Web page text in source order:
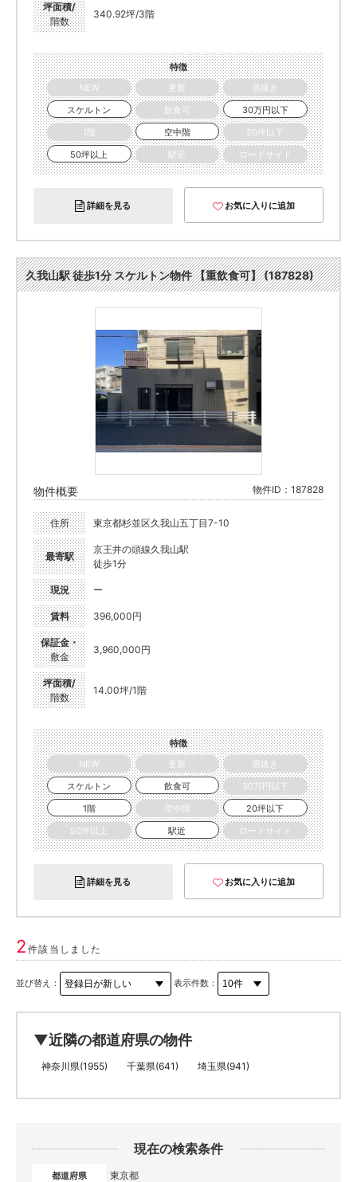
坪面積/
階数
340.92坪/3階
特徴
NEW
更新
居抜き
スケルトン
飲食可
30万円以下
1階
空中階
20坪以下
50坪以上
駅近 ロードサイド
詳細を見る お気に入りに追加
久我山駅 徒歩1分 スケルトン物件 【重飲食可】 (187828)
物件概要 物件ID：187828
住所 東京都杉並区久我山五丁目7-10
最寄駅
京王井の頭線久我山駅
徒歩1分
現況 ー
賃料 396,000円
保証金・
敷金
3,960,000円
坪面積/
階数
14.00坪/1階
特徴
NEW
更新
居抜き
スケルトン
飲食可
30万円以下
1階
空中階
20坪以下
50坪以上
駅近 ロードサイド
詳細を見る お気に入りに追加
2件該当しました
並び替え： 表示件数：
▼近隣の都道府県の物件
神奈川県(1955) 千葉県(641) 埼玉県(941)
現在の検索条件
都道府県 東京都